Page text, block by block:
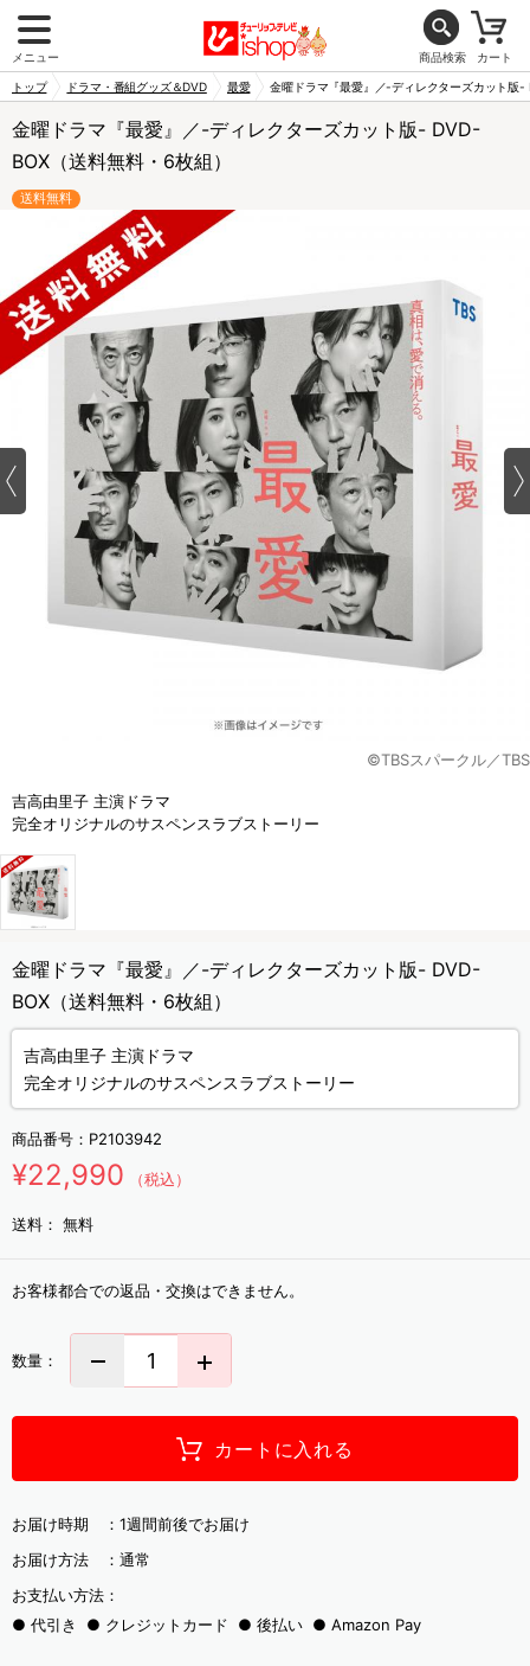
メニュー 商品検索 カート
トップ ドラマ・番組グッズ＆DVD 最愛 金曜ドラマ『最愛』／-ディレクターズカット版
金曜ドラマ『最愛』／-ディレクターズカット版- DVD-
BOX（送料無料・6枚組）
送料無料
©️TBSスパークル／TBS
吉高由里子 主演ドラマ
完全オリジナルのサスペンスラブストーリー
金曜ドラマ『最愛』／-ディレクターズカット版- DVD-
BOX（送料無料・6枚組）
吉高由里子 主演ドラマ
完全オリジナルのサスペンスラブストーリー
商品番号： P2103942
¥22,990 （税込）
送料： 無料
お客様都合での返品・交換はできません。
数量：
カートに入れる
お届け時期 ： 1週間前後でお届け
お届け方法 ： 通常
お支払い方法：
代引き
クレジットカード 後払い Amazon Pay